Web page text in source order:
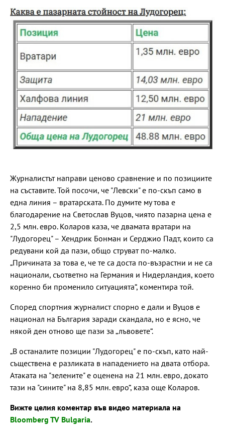
Журналистът направи ценово сравнение и по позициите
на съставите. Той посочи, че "Левски" е по-скъп само в
една линия – вратарската. По думите му това е
благодарение на Светослав Вуцов, чиято пазарна цена е
2,5 млн. евро. Коларов каза, че двамата вратари на
"Лудогорец" – Хендрик Бонман и Серджио Падт, които са
редувани кой да пази, общо струват по-малко.
„Причината за това е, че те са доста по-възрастни и не са
национали, съответно на Германия и Нидерландия, което
коренно би променило ситуацията“, коментира той.
Според спортния журналист спорно е дали и Вуцов е
национал на България заради скандала, но е ясно, че
някой ден отново ще пази за „лъвовете“.
„В останалите позиции "Лудогорец" е по-скъп, като най-
съществена е разликата в нападението на двата отбора.
Атаката на "зелените" е оценена на 21 млн. евро, докато
тази на "сините" на 8,85 млн. евро“, каза още Коларов.
Вижте целия коментар във видео материала на
Bloomberg TV Bulgaria.